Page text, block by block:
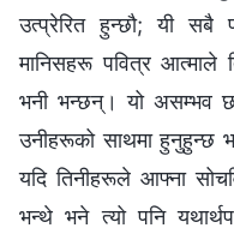
उत्प्रेरित हुन्छौ; यी सबै
मानिसहरू पवित्र आत्माले
भनी भन्छन्। यो असम्भव
उनीहरूको साथमा हुनुहुन्छ
यदि तिनीहरूले आफ्‍ना
भन्थे भने त्यो पनि